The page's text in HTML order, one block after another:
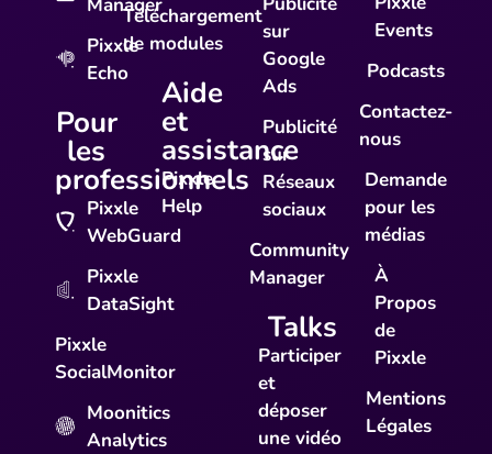
Pixxle
Echo
Pour
les
professionnels
Pixxle
WebGuard
Pixxle
DataSight
Pixxle
SocialMonitor
Moonitics
Analytics
Téléchargement
de modules
Aide
et
assistance
Pixxle
Help
sur
Google
Ads
Publicité
sur
Réseaux
sociaux
Community
Manager
Talks
Participer
et
déposer
une vidéo
Events
Podcasts
Contactez-
nous
Demande
pour les
médias
À
Propos
de
Pixxle
Mentions
Légales